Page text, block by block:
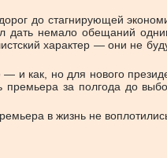
до стагнирующей
дать немало обещаний
характер — они не
и как, но для нового
премьера за полгода до
в жизнь не